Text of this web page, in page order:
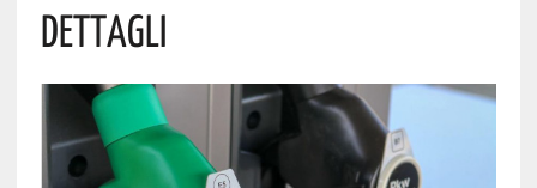
Dettagli